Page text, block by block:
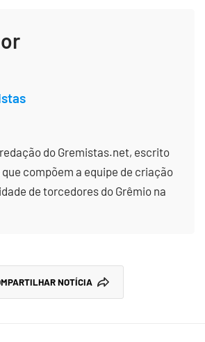
do Gremistas.net, escrito
compõem a equipe de criação
de torcedores do Grêmio na
NOTÍCIA